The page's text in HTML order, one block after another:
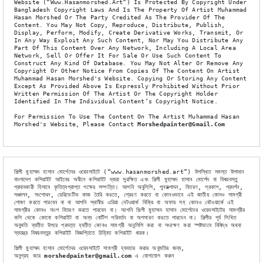
দোয়া কবুল
Publications
Hasan Gallery Chitrogolpo
ঐতিহ্য আর সত্য অনুসন্ধান এবং তার নান্দনিক উপস্থাপনা এই প্রকাশনীর মুল লক্ষ।
হাসিল করা যিনি নিরঙ্কুশ শ্রেষ্ঠত্তের অধিকারী।
driven publishing initiative. Its core mission is to
for all ages, are ultimately aimed at seeking the
Website (“www.hasanmorshed.art”) Is Protected By Copyright Under
Bangladesh Copyright Laws And Is The Property Of Artist Muhammad
Hasan Morshed Or The Party Credited As The Provider Of The
Content. You May Not Copy, Reproduce, Distribute, Publish,
Display, Perform, Modify, Create Derivative Works, Transmit, Or
In Any Way Exploit Any Such Content, Nor May You Distribute Any
Part Of This Content Over Any Network, Including A Local Area
Network, Sell Or Offer It For Sale Or Use Such Content To
Construct Any Kind Of Database. You May Not Alter Or Remove Any
Copyright Or Other Notice From Copies Of The Content On Artist
Muhammad Hasan Morshed's Website. Copying Or Storing Any Content
Except As Provided Above Is Expressly Prohibited Without Prior
Written Permission Of The Artist Or The Copyright Holder
Identified In The Individual Content’s Copyright Notice.
For Permission To Use The Content On The Artist Muhammad Hasan
Morshed's Website, Please Contact Morshedpainter@gmail.com
শিল্পী মুহাম্মদ হাসান মোর্শেদের ওয়েবসাইটে (“www.hasanmorshed.art”) উপস্থিত সমস্ত উপাদান
বাংলাদেশ কপিরাইট আইনের অধীনে কপিরাইট দ্বারা সুরক্ষিত এবং শিল্পী মুহাম্মদ হাসান মোর্শেদ বা বিষয়বস্তু
প্রদানকারী হিসাবে কৃতিত্বপ্রাপ্ত পক্ষের সম্পত্তি। আপনি অনুলিপি, পুনরুত্পাদন, বিতরণ, প্রকাশ, প্রদর্শন,
সঞ্চালন, সংশোধন, ডেরিভেটিভ কাজ তৈরি করতে, প্রেরণ করতে বা কোনওভাবে এই জাতীয় কোনও সামগ্রী
শোষণ করতে পারবেন না বা আপনি স্থানীয় এরিয়া নেটওয়ার্ক বিক্রি বা অফার সহ কোনও নেটওয়ার্কে এই
সামগ্রীর কোনও অংশ বিতরণ করতে পারবেন না। আপনি শিল্পী মুহাম্মদ হাসান মোর্শেদের ওয়েবসাইটের সামগ্রীর
কপি থেকে কোনো কপিরাইট বা অন্য নোটিশ পরিবর্তন বা অপসারণ করতে পারবেন না। শিল্পীর পূর্ব লিখিত
অনুমতি ব্যতীত উপরে প্রদত্ত ব্যতীত কোনও সামগ্রী অনুলিপি করা বা সংরক্ষণ করা স্পষ্টভাবে নিষিদ্ধ অথবা
স্বতন্ত্র বিষয়বস্তুর কপিরাইট বিজ্ঞপ্তিতে চিহ্নিত কপিরাইট ধারক।
শিল্পী মুহাম্মদ হাসান মোর্শেদের ওয়েবসাইটে সামগ্রী ব্যবহার করার অনুমতির জন্য,
অনুগ্রহ করে morshedpainter@gmail.com এ যোগাযোগ করুন